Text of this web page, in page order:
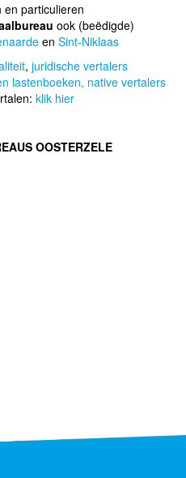
en particulieren
ook (beëdigde)
en Sint-Niklaas
, juridische vertalers
lastenboeken, native vertalers
klik hier
OOSTERZELE